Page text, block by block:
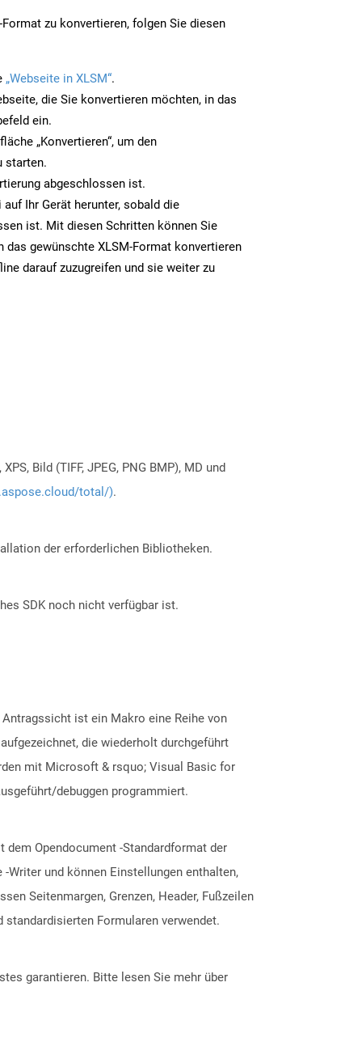
zu konvertieren, folgen Sie diesen
„Webseite in XLSM“.
die Sie konvertieren möchten, in das
ein.
„Konvertieren“, um den
starten.
abgeschlossen ist.
auf Ihr Gerät herunter, sobald die
ist. Mit diesen Schritten können Sie
das gewünschte XLSM-Format konvertieren
darauf zuzugreifen und sie weiter zu
Bild (TIFF, JPEG, PNG BMP), MD und
total/).
der erforderlichen Bibliotheken.
SDK noch nicht verfügbar ist.
ist ein Makro eine Reihe von
die wiederholt durchgeführt
mit Microsoft & rsquo; Visual Basic for
debuggen programmiert.
Opendocument -Standardformat der
Writer und können Einstellungen enthalten,
Seitenmargen, Grenzen, Header, Fußzeilen
Formularen verwendet.
garantieren. Bitte lesen Sie mehr über